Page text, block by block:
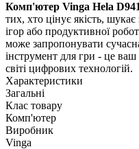
Комп'ютер Vinga Hela
тих, хто цінує якість,
ігор або продуктивної
може запропонувати
інструмент для гри - це
світі цифрових технологій.
Характеристики
Загальні
Клас товару
Комп'ютер
Виробник
Vinga